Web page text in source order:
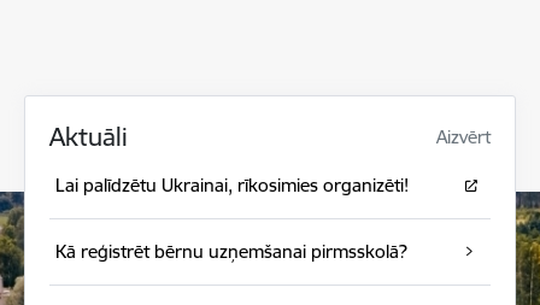
Aktuāli Aizvērt
Lai palīdzētu Ukrainai, rīkosimies organizēti!
Kā reģistrēt bērnu uzņemšanai pirmsskolā?